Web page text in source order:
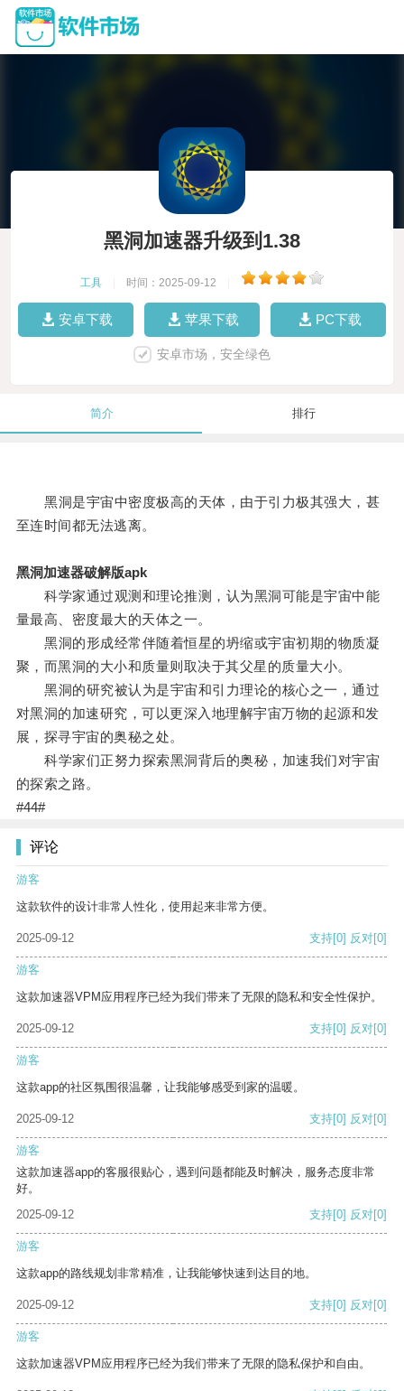
黑洞加速器升级到1.38
工具 时间：2025-09-12
安卓下载 苹果下载 PC下载
安卓市场，安全绿色
简介 排行
黑洞是宇宙中密度极高的天体，由于引力极其强大，甚
至连时间都无法逃离。
黑洞加速器破解版apk
科学家通过观测和理论推测，认为黑洞可能是宇宙中能
量最高、密度最大的天体之一。
黑洞的形成经常伴随着恒星的坍缩或宇宙初期的物质凝
聚，而黑洞的大小和质量则取决于其父星的质量大小。
黑洞的研究被认为是宇宙和引力理论的核心之一，通过
对黑洞的加速研究，可以更深入地理解宇宙万物的起源和发
展，探寻宇宙的奥秘之处。
科学家们正努力探索黑洞背后的奥秘，加速我们对宇宙
的探索之路。
#44#
评论
游客
这款软件的设计非常人性化，使用起来非常方便。
2025-09-12 支持[0] 反对[0]
游客
这款加速器VPM应用程序已经为我们带来了无限的隐私和安全性保护。
2025-09-12 支持[0] 反对[0]
游客
这款app的社区氛围很温馨，让我能够感受到家的温暖。
2025-09-12 支持[0] 反对[0]
游客
这款加速器app的客服很贴心，遇到问题都能及时解决，服务态度非常
好。
2025-09-12
支持[0] 反对[0]
游客
这款app的路线规划非常精准，让我能够快速到达目的地。
2025-09-12 支持[0] 反对[0]
游客
这款加速器VPM应用程序已经为我们带来了无限的隐私保护和自由。